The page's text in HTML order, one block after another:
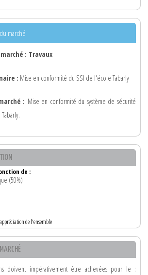
marché
: Travaux
: Mise en conformité du SSI de l'école Tabarly
: Mise en conformité du système de sécurité
de :
(50%)
de l'ensemble
doivent impérativement être achevées pour le :